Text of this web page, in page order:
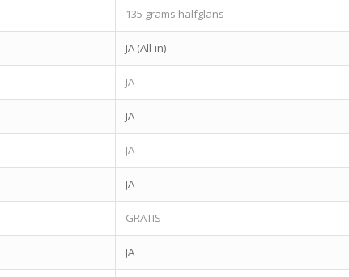
135 grams halfglans
JA (All-in)
JA
JA
JA
JA
GRATIS
JA